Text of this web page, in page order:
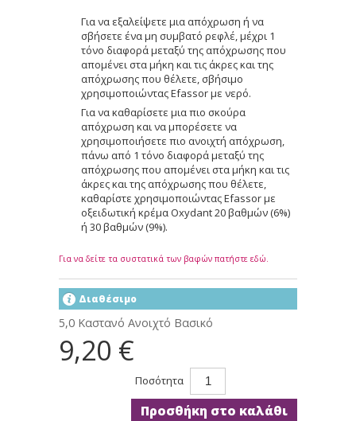
Για να εξαλείψετε μια απόχρωση ή να
σβήσετε ένα μη συμβατό ρεφλέ, μέχρι 1
τόνο διαφορά μεταξύ της απόχρωσης που
απομένει στα μήκη και τις άκρες και της
απόχρωσης που θέλετε, σβήσιμο
χρησιμοποιώντας Efassor με νερό.
Για να καθαρίσετε μια πιο σκούρα
απόχρωση και να μπορέσετε να
χρησιμοποιήσετε πιο ανοιχτή απόχρωση,
πάνω από 1 τόνο διαφορά μεταξύ της
απόχρωσης που απομένει στα μήκη και τις
άκρες και της απόχρωσης που θέλετε,
καθαρίστε χρησιμοποιώντας Efassor με
οξειδωτική κρέμα Oxydant 20 βαθμών (6%)
ή 30 βαθμών (9%).
Για να δείτε τα συστατικά των βαφών πατήστε εδώ.
Διαθέσιμο
5,0 Καστανό Ανοιχτό Βασικό
9,20 €
Ποσότητα
Προσθήκη στο καλάθι